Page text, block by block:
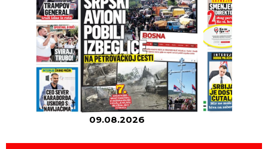
09.08.2026